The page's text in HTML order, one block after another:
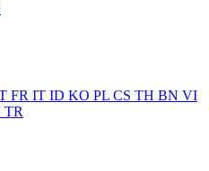
FR IT ID KO PL CS TH BN VI
TR